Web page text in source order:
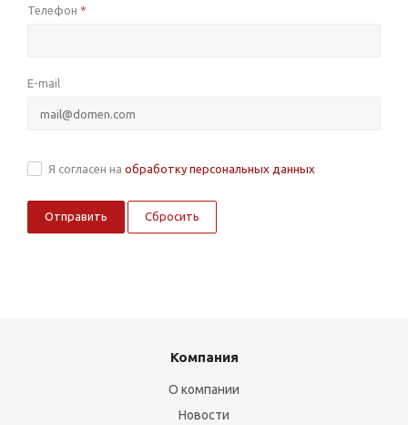
Телефон *
E-mail
Я согласен на обработку персональных данных
Сбросить
Компания
О компании
Новости